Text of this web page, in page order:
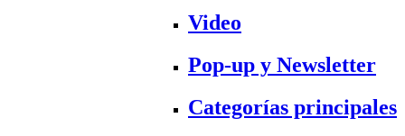
Video
Pop-up y Newsletter
Categorías principales